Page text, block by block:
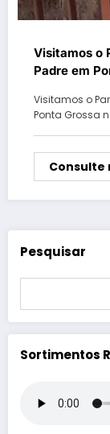
Visitamos o
Padre em
Visitamos o
Ponta Grossa
Consulte
Pesquisar
Sortimentos